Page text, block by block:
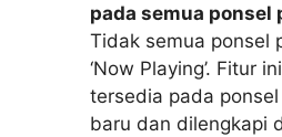
pada semua ponsel
Tidak semua ponsel
‘Now Playing’. Fitur
tersedia pada
baru dan dilengkapi